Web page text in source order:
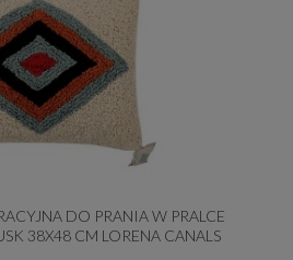
DO PRANIA W PRALCE
38X48 CM LORENA CANALS